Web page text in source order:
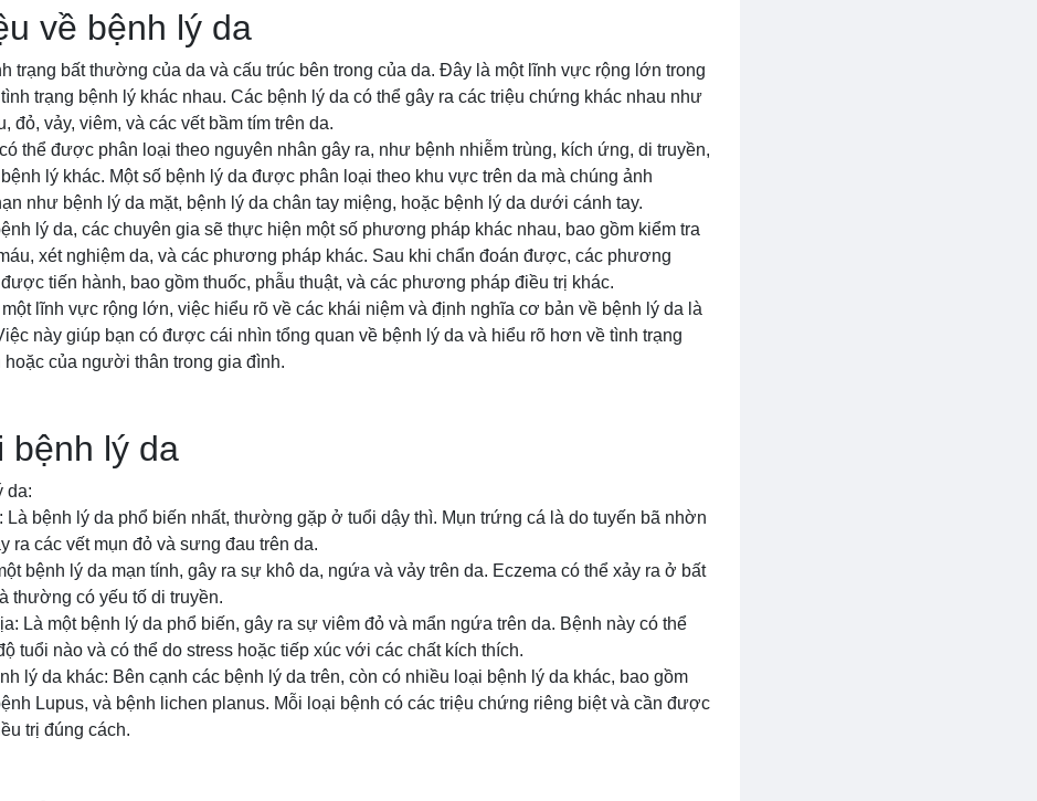
về bệnh lý da
trạng bất thường của da và cấu trúc bên trong của da. Đây là một lĩnh vực rộng lớn trong
trạng bệnh lý khác nhau. Các bệnh lý da có thể gây ra các triệu chứng khác nhau như
đỏ, vảy, viêm, và các vết bầm tím trên da.
thể được phân loại theo nguyên nhân gây ra, như bệnh nhiễm trùng, kích ứng, di truyền,
lý khác. Một số bệnh lý da được phân loại theo khu vực trên da mà chúng ảnh
như bệnh lý da mặt, bệnh lý da chân tay miệng, hoặc bệnh lý da dưới cánh tay.
lý da, các chuyên gia sẽ thực hiện một số phương pháp khác nhau, bao gồm kiểm tra
xét nghiệm da, và các phương pháp khác. Sau khi chẩn đoán được, các phương
tiến hành, bao gồm thuốc, phẫu thuật, và các phương pháp điều trị khác.
lĩnh vực rộng lớn, việc hiểu rõ về các khái niệm và định nghĩa cơ bản về bệnh lý da là
này giúp bạn có được cái nhìn tổng quan về bệnh lý da và hiểu rõ hơn về tình trạng
hoặc của người thân trong gia đình.
bệnh lý da
da:
Là bệnh lý da phổ biến nhất, thường gặp ở tuổi dậy thì. Mụn trứng cá là do tuyến bã nhờn
ra các vết mụn đỏ và sưng đau trên da.
bệnh lý da mạn tính, gây ra sự khô da, ngứa và vảy trên da. Eczema có thể xảy ra ở bất
thường có yếu tố di truyền.
Là một bệnh lý da phổ biến, gây ra sự viêm đỏ và mẩn ngứa trên da. Bệnh này có thể
tuổi nào và có thể do stress hoặc tiếp xúc với các chất kích thích.
lý da khác: Bên cạnh các bệnh lý da trên, còn có nhiều loại bệnh lý da khác, bao gồm
Lupus, và bệnh lichen planus. Mỗi loại bệnh có các triệu chứng riêng biệt và cần được
trị đúng cách.